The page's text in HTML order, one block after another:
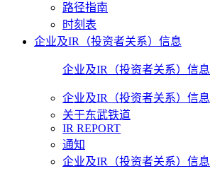
路径指南
时刻表
企业及IR（投资者关系）信息
企业及IR（投资者关系）信息
企业及IR（投资者关系）信息
关于东武铁道
IR REPORT
通知
企业及IR（投资者关系）信息